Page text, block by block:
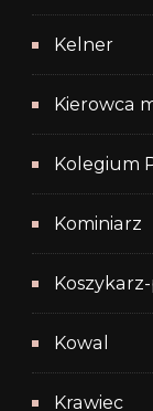
Kelner
Kierowca
Kolegium
Kominiarz
Kowal
Krawiec